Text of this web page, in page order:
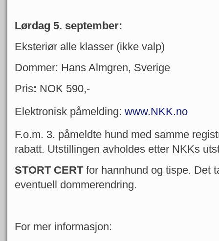
Lørdag 5. september:
Eksteriør alle klasser (ikke valp)
Dommer: Hans Almgren, Sverige
Pris: NOK 590,-
Elektronisk påmelding: www.NKK.no
F.o.m. 3. påmeldte hund med samme
rabatt. Utstillingen avholdes etter NKKs
STORT CERTfor hannhund og tispe. Det
eventuell dommerendring.
For mer informasjon: